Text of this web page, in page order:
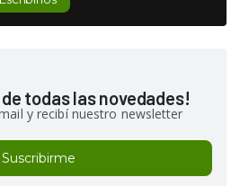
todas las novedades!
y recibí nuestro newsletter
Suscribirme